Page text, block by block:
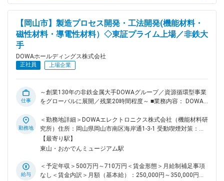
（選択型教育）制度を運用しています。選択型教育の促進・定
着化を目指し、自身の成長について自分と組織の両方のことを
考え努力できる人材を積極的に支援します。会社から提供する
講座（スキル）は、今の仕事だけでなく次の仕事へも持ち運ぶ
あると捉え、一人ひとりがキャリアの変化に対応できるよう
に、自己研鑽の風土醸成を進めています。 ◇詳細HP：
https://www.dowa.co.jp/career/ ■同社の特徴：1884年の創業
以来、DOWAは環境・リサイクル、製錬、電子材料、金属加
工、熱処理といった幅広いフィールドで事業を展開してきまし
た。環境・リサイクル事業と製錬事業の連携で廃棄物の再資源
業を通じて資源を高付加価値化して社会に提供しています。こ
のように限りある資源を循環させ続けるのが、同社の事業で
す。 ◇特徴1）循環型ビジネスモデル ◇特徴2）国内外でニッ
チトップ製品を展開 ◇特徴3）地球環境保全・カーボンニュー
トラル 変更の範囲：会社の定める業務
【岡山市】製造プロセス開発・工法開発(機能材料・
磁性材料・導電性材料）◇東証プライム上場／非鉄大
手
DOWAホールディングス株式会社
正社員 上場企業
仕事
～創業130年の非鉄金属大手DOWAグループ／資源循環型事業
をグローバルに展開／残業20時間程度～ ■業務内容： DOWA
料、磁性材料、導電性材料に関わる以下の業務をお任せ致しま
す。 【具体的な業務内容】 ・金属粉末材料、セラミックス粉
末材料の合成およびプロセスの開発 ・各種粉体開発における
ラボスケールでの試作検討 ・各種粉体開発におけるスケール
討と設備立ち上げ ・主な分野としては、2次電池用材料、ボン
ド磁石用磁性粉、軟磁材料、複合酸化物、導電性材料など、無
勤務地
＜勤務地詳細＞DOWAエレクトロニクス株式会社（機能材料研
究所）住所：岡山県岡山市南区海岸通1-3-1 受動喫煙対策：敷
地内全面禁煙変更の範囲：会社の定める事業所（リモートワー
ク含む）
【最寄り駅】
東山・おかでんミュージアム駅
給与
＜予定年収＞500万円～710万円＜賃金形態＞月給制補足事項
なし＜賃金内訳＞月額（基本給）：250,000円～350,000円＜